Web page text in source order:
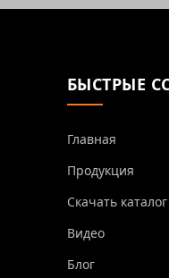
БЫСТРЫЕ
Главная
Продукция
Скачать каталог
Видео
Блог